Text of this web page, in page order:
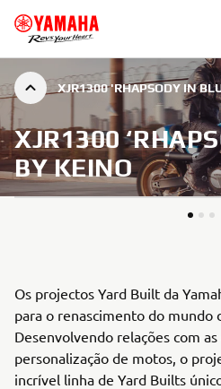
XJR1300 'RHAPSODY IN
XJR1300
BY KEINO
Os projectos Yard Built da
para o renascimento do mundo
Desenvolvendo relações com
personalização de motos, o
incrível linha de Yard Builts